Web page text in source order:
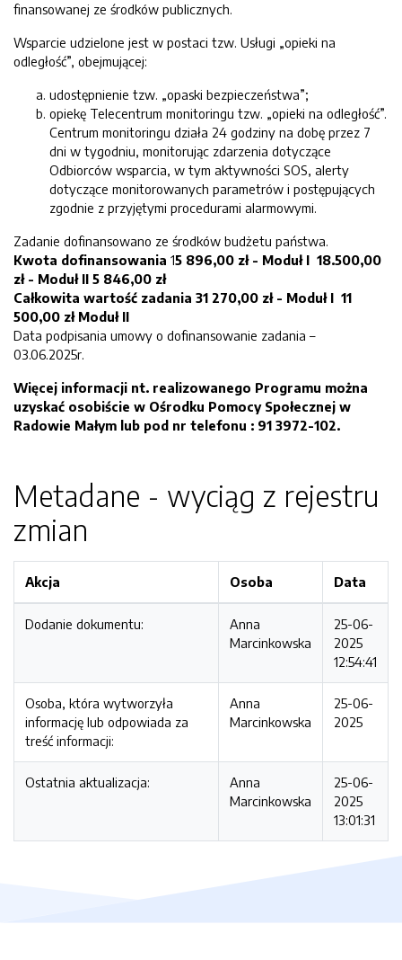
finansowanej ze środków publicznych.
Wsparcie udzielone jest w postaci tzw. Usługi „opieki na
odległość”, obejmującej:
udostępnienie tzw. „opaski bezpieczeństwa”;
opiekę Telecentrum monitoringu tzw. „opieki na odległość”.
Centrum monitoringu działa 24 godziny na dobę przez 7
dni w tygodniu, monitorując zdarzenia dotyczące
Odbiorców wsparcia, w tym aktywności SOS, alerty
dotyczące monitorowanych parametrów i postępujących
zgodnie z przyjętymi procedurami alarmowymi.
Zadanie dofinansowano ze środków budżetu państwa.
Kwota dofinansowania 15 896,00 zł - Moduł I 18.500,00
zł - Moduł II 5 846,00 zł
Całkowita wartość zadania 31 270,00 zł - Moduł I 11
500,00 zł Moduł II
Data podpisania umowy o dofinansowanie zadania –
03.06.2025r.
Więcej informacji nt. realizowanego Programu można
uzyskać osobiście w Ośrodku Pomocy Społecznej w
Radowie Małym lub pod nr telefonu : 91 3972-102.
Metadane - wyciąg z rejestru
zmian
Akcja Osoba Data
Dodanie dokumentu:
Anna
Marcinkowska
25-06-
2025
12:54:41
Osoba, która wytworzyła
informację lub odpowiada za
treść informacji:
Anna
Marcinkowska
25-06-
2025
Ostatnia aktualizacja:
Anna
Marcinkowska
25-06-
2025
13:01:31